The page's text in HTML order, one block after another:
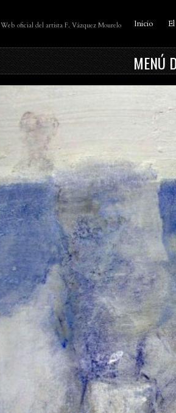
Web oficial del artista F. Vázquez Mourelo Inicio
MENÚ